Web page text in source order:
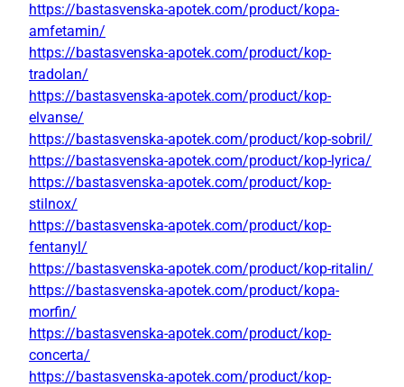
https://bastasvenska-apotek.com/product/kopa-
amfetamin/
https://bastasvenska-apotek.com/product/kop-
tradolan/
https://bastasvenska-apotek.com/product/kop-
elvanse/
https://bastasvenska-apotek.com/product/kop-sobril/
https://bastasvenska-apotek.com/product/kop-lyrica/
https://bastasvenska-apotek.com/product/kop-
stilnox/
https://bastasvenska-apotek.com/product/kop-
fentanyl/
https://bastasvenska-apotek.com/product/kop-ritalin/
https://bastasvenska-apotek.com/product/kopa-
morfin/
https://bastasvenska-apotek.com/product/kop-
concerta/
https://bastasvenska-apotek.com/product/kop-